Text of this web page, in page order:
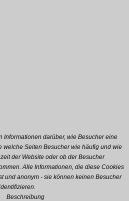
Informationen darüber, wie Besucher eine
welche Seiten Besucher wie häufig und wie
der Website oder ob der Besucher
Alle Informationen, die diese Cookies
und anonym - sie können keinen Besucher
Beschreibung